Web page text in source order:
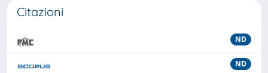
Citazioni
ND
ND